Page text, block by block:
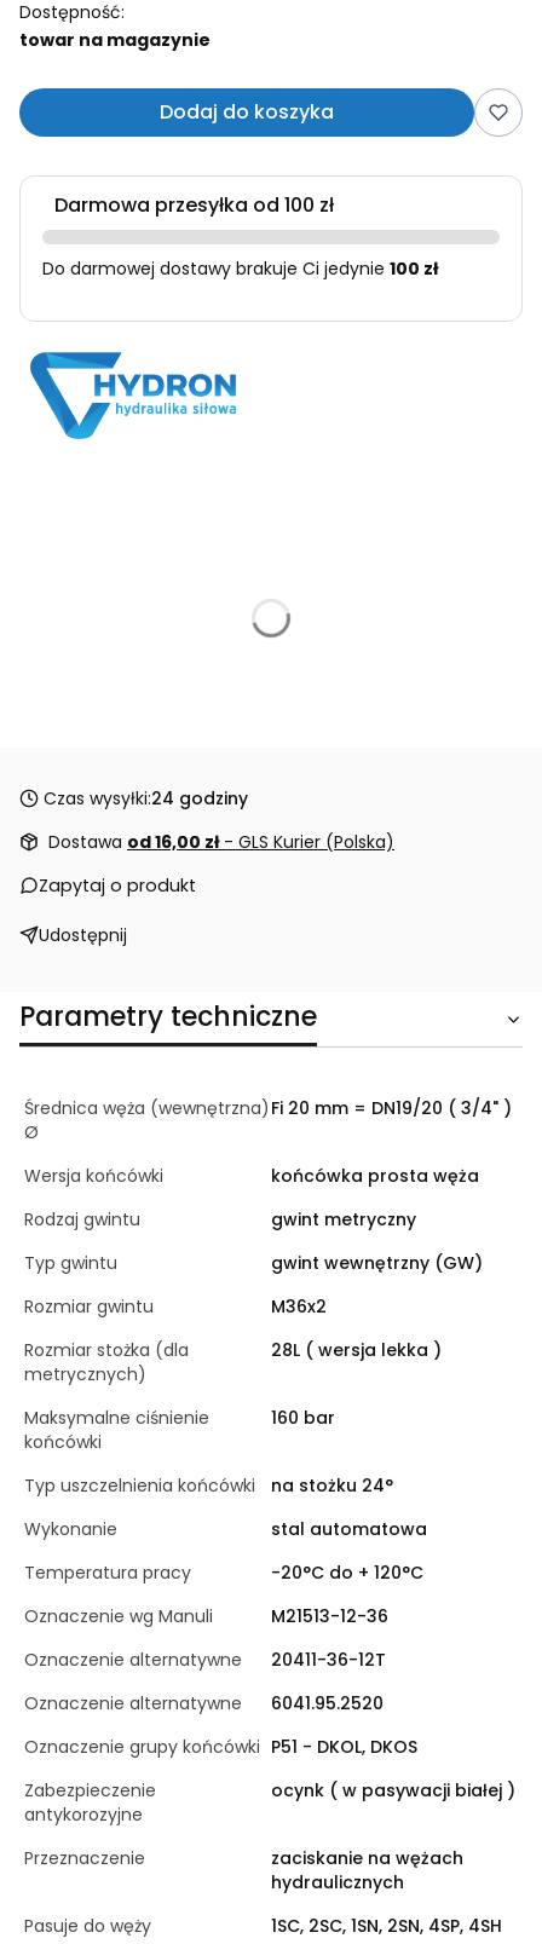
Dostępność:
towar na magazynie
Dodaj do koszyka
Darmowa przesyłka od 100 zł
Do darmowej dostawy brakuje Ci jedynie 100 zł
Czas wysyłki:24 godziny
Dostawa od 16,00 zł - GLS Kurier (Polska)
Zapytaj o produkt
Udostępnij
Parametry techniczne
Średnica węża (wewnętrzna)
Ø
Fi 20 mm = DN19/20 ( 3/4" )
Wersja końcówki
końcówka prosta węża
Rodzaj gwintu
gwint metryczny
Typ gwintu
gwint wewnętrzny (GW)
Rozmiar gwintu
M36x2
Rozmiar stożka (dla
metrycznych)
28L ( wersja lekka )
Maksymalne ciśnienie
końcówki
160 bar
Typ uszczelnienia końcówki
na stożku 24°
Wykonanie
stal automatowa
Temperatura pracy
-20°C do + 120°C
Oznaczenie wg Manuli
M21513-12-36
Oznaczenie alternatywne
20411-36-12T
Oznaczenie alternatywne
6041.95.2520
Oznaczenie grupy końcówki P51 - DKOL, DKOS
Zabezpieczenie
antykorozyjne
ocynk ( w pasywacji białej )
Przeznaczenie
zaciskanie na wężach
hydraulicznych
Pasuje do węży
1SC, 2SC, 1SN, 2SN, 4SP, 4SH